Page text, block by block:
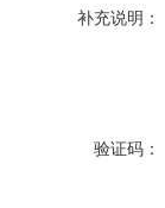
补充说明：
验证码：